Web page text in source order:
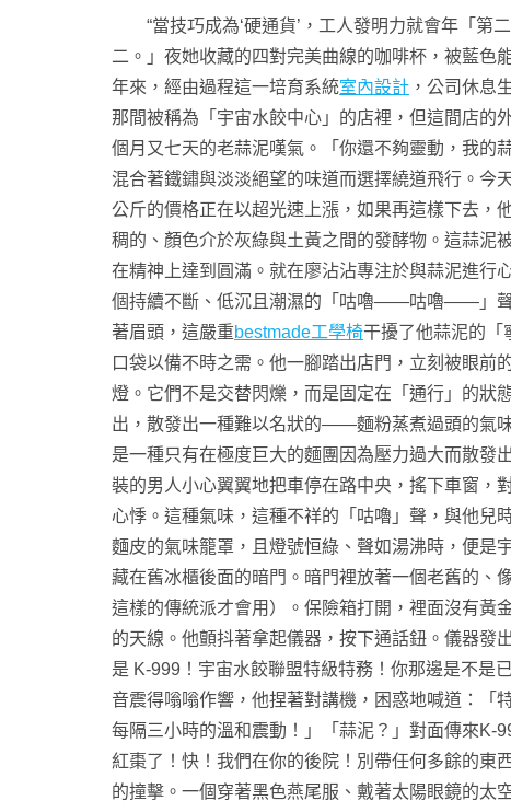
“當技巧成為‘硬通貨’，工人發明力就會年「
二。」夜她收藏的四對完美曲線的咖啡杯，被藍色
年來，經由過程這一培育系統室內設計 ，公司休息
那間被稱為「宇宙水餃中心」的店裡，但這間店的
個月又七天的老蒜泥嘆氣。「你還不夠靈動，我的
混合著鐵鏽與淡淡絕望的味道而選擇繞道飛行。今
公斤的價格正在以超光速上漲，如果再這樣下去，
稠的、顏色介於灰綠與土黃之間的發酵物。這蒜泥
在精神上達到圓滿。就在廖沾沾專注於與蒜泥進行
個持續不斷、低沉且潮濕的「咕嚕——咕嚕——」
著眉頭，這嚴重bestmade工學椅干擾了他蒜泥的「
口袋以備不時之需。他一腳踏出店門，立刻被眼
燈。它們不是交替閃爍，而是固定在「通行」的狀
出，散發出一種難以名狀的——麵粉蒸煮過頭的氣
是一種只有在極度巨大的麵團因為壓力過大而散發
裝的男人小心翼翼地把車停在路中央，搖下車窗，
心悸。這種氣味，這種不祥的「咕嚕」聲，與他兒
麵皮的氣味籠罩，且燈號恒綠、聲如湯沸時，便是
藏在舊冰櫃後面的暗門。暗門裡放著一個老舊的、
這樣的傳統派才會用）。保險箱打開，裡面沒有黃
的天線。他顫抖著拿起儀器，按下通話鈕。儀器
是 K-999！宇宙水餃聯盟特級特務！你那邊是不是
音震得嗡嗡作響，他捏著對講機，困惑地喊道：「
每隔三小時的溫和震動！」「蒜泥？」對面傳來K-
紅棗了！快！我們在你的後院！別帶任何多餘的
的撞擊。一個穿著黑色燕尾服、戴著太陽眼鏡的太